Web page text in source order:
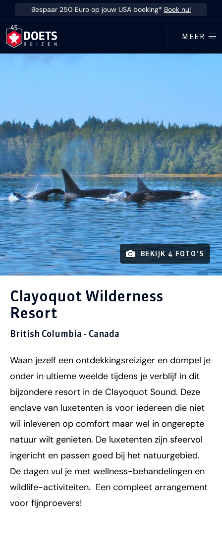
Ga direct naar inhoud
Bespaar 250 Euro op jouw USA boeking* Boek nu!
MEER
BEKIJK 4 FOTO'S
Clayoquot Wilderness
Resort
British Columbia - Canada
Waan jezelf een ontdekkingsreiziger en dompel je
onder in ultieme weelde tijdens je verblijf in dit
bijzondere resort in de Clayoquot Sound. Deze
enclave van luxetenten is voor iedereen die niet
wil inleveren op comfort maar wel in ongerepte
natuur wilt genieten. De luxetenten zijn sfeervol
ingericht en passen goed bij het natuurgebied.
De dagen vul je met wellness-behandelingen en
wildlife-activiteiten. Een compleet arrangement
voor fijnproevers!